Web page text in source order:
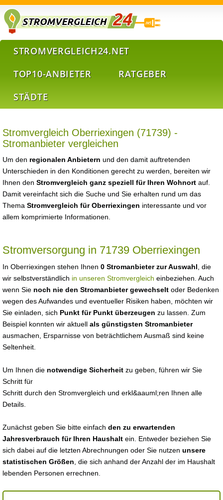
STROMVERGLEICH24.NET
TOP10-ANBIETER
RATGEBER
STÄDTE
Stromvergleich Oberriexingen (71739) -
Stromanbieter vergleichen
Um den regionalen Anbietern und den damit auftretenden
Unterschieden in den Konditionen gerecht zu werden, bereiten wir
Ihnen den Stromvergleich ganz speziell für Ihren Wohnort auf.
Damit vereinfacht sich die Suche und Sie erhalten rund um das
Thema Stromvergleich für Oberriexingen interessante und vor
allem komprimierte Informationen.
Stromversorgung in 71739 Oberriexingen
In Oberriexingen stehen Ihnen 0 Stromanbieter zur Auswahl , die
wir selbstverständlich in unseren Stromvergleich einbeziehen. Auch
wenn Sie noch nie den Stromanbieter gewechselt oder Bedenken
wegen des Aufwandes und eventueller Risiken haben, möchten wir
Sie einladen, sich Punkt für Punkt überzeugen zu lassen. Zum
Beispiel konnten wir aktuell als günstigsten Stromanbieter
ausmachen, Ersparnisse von beträchtlichem Ausmaß sind keine
Seltenheit.
Um Ihnen die notwendige Sicherheit zu geben, führen wir Sie
Schritt für
Schritt durch den Stromvergleich und erkl&aauml;ren Ihnen alle
Details.
Zunächst geben Sie bitte einfach den zu erwartenden
Jahresverbrauch für Ihren Haushalt ein. Entweder beziehen Sie
sich dabei auf die letzten Abrechnungen oder Sie nutzen unsere
statistischen Größen , die sich anhand der Anzahl der im Haushalt
lebenden Personen errechnen.